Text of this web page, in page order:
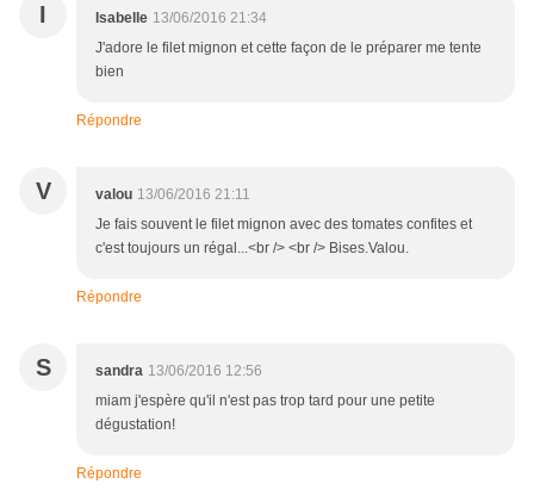
I Isabelle 13/06/2016 21:34
J'adore le filet mignon et cette façon de le préparer me tente
bien
Répondre
V valou 13/06/2016 21:11
Je fais souvent le filet mignon avec des tomates confites et
c'est toujours un régal...<br /> <br /> Bises.Valou.
Répondre
S sandra 13/06/2016 12:56
miam j'espère qu'il n'est pas trop tard pour une petite
dégustation!
Répondre